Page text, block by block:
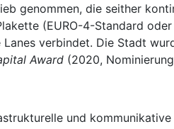
genommen, die seither
(EURO-4-Standard
verbindet. Die Stadt
Award (2020,
und